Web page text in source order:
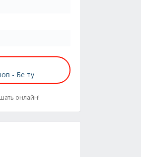
- Бе ту
онлайн!